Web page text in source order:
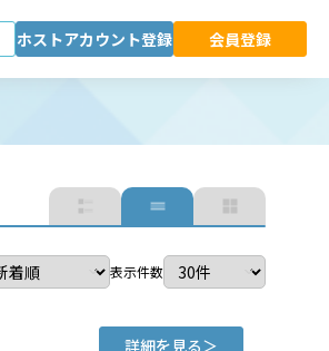
ホストアカウント登録 会員登録
表示件数
詳細を見る